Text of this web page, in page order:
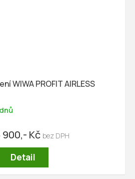
WIWA PROFIT AIRLESS
900,- Kč
Detail